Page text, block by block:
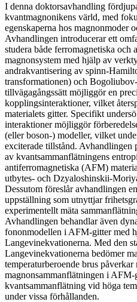
I denna doktorsavhandling
kvantmagnonikens värld, med
egenskaperna hos magnonmoder
Avhandlingen introducerar ett
studera både ferromagnetiska och
magnonsystem med hjälp av
andrakvantisering av spinn-
transformationen) och
tillvägagångssätt möjliggör en
kopplingsinteraktioner, vilket
materialets gitter. Specifikt
interaktioner möjliggör
(eller boson-) modeller, vilket
exciterade tillstånd. Avhandlingen
av kvantsammanflätningens
antiferromagnetiska (AFM)
utbytes- och Dzyaloshinskii-
Dessutom föreslår avhandlingen
uppställning som utnyttjar
experimentellt mäta
Avhandlingen behandlar även
fononmodellen i AFM-gitter med
Langevinekvationerna. Med den
Langevinekvationerna bedömer
temperaturberoende brus påverkar
magnonsammanflätningen i
kvantsammanflätning vid höga
under vissa förhållanden.